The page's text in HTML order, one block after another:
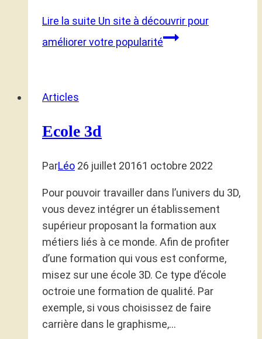
Lire la suite Un site à découvrir pour
améliorer votre popularité
Articles
Ecole 3d
ParLéo 26 juillet 20161 octobre 2022
Pour pouvoir travailler dans l’univers du 3D,
vous devez intégrer un établissement
supérieur proposant la formation aux
métiers liés à ce monde. Afin de profiter
d’une formation qui vous est conforme,
misez sur une école 3D. Ce type d’école
octroie une formation de qualité. Par
exemple, si vous choisissez de faire
carrière dans le graphisme,…